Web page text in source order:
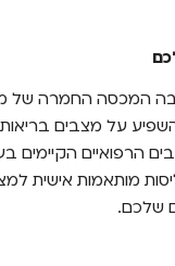
המכסה החמרה של
על מצבים
הרפואיים הקיימים
מותאמות אישית
שלכם.